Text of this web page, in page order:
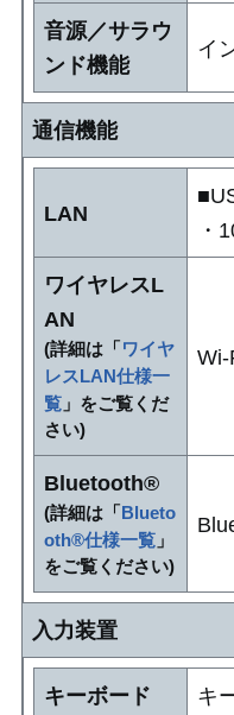
音源／サラウ
ンド機能
イ
通信機能
LAN
・
ワイヤレスL
AN
(詳細は「 ワイヤ
レスLAN仕様一
覧 」をご覧くだ
さい)
Bluetooth®
(詳細は「 Blueto
oth®仕様一覧 」
をご覧ください)
入力装置
キーボード キ